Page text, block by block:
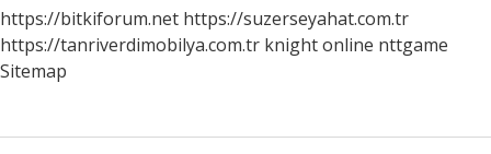
https://bitkiforum.net https://suzerseyahat.com.tr
https://tanriverdimobilya.com.tr knight online nttgame
Sitemap